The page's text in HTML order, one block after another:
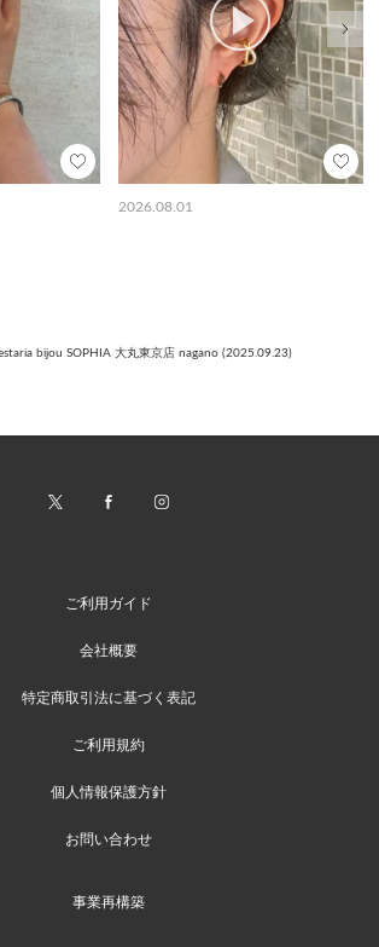
2026.08.01
bijou SOPHIA 大丸東京店 nagano (2025.09.23)
ご利用ガイド
会社概要
特定商取引法に基づく表記
ご利用規約
個人情報保護方針
お問い合わせ
事業再構築